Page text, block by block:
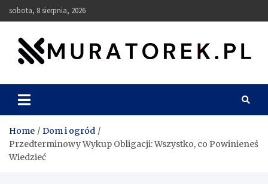
Skip
to
sobota, 8 sierpnia, 2026
muratorek.pl
Home
Dom i ogród
Przedterminowy Wykup Obligacji: Wszystko, co Powinieneś
Wiedzieć